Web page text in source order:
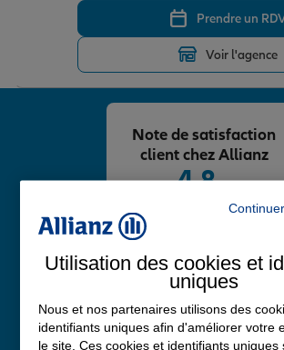
Prendre un
Voir l'agence
4,8/5
Note de 4.8 sur 5
Note de satisfaction
client chez Allianz
Utilisation des cookies et
uniques
Nous et nos partenaires utilisons des
identifiants uniques afin d'améliorer votre
le site. Ces cookies et identifiants uniques